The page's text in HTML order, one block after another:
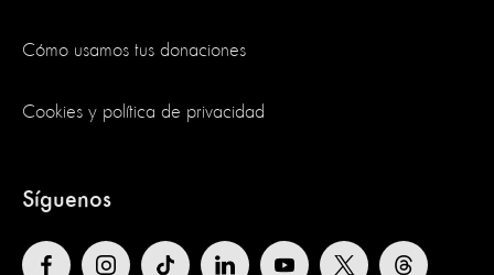
Cómo usamos tus donaciones
Cookies y política de privacidad
Síguenos